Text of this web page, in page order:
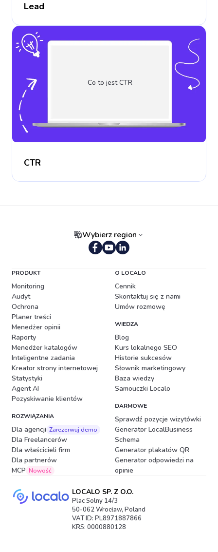
Lead
Co to jest CTR
CTR
Wybierz region
PRODUKT
Monitoring
Audyt
Ochrona
Planer treści
Menedżer opinii
Raporty
Menedżer katalogów
Inteligentne zadania
Kreator strony internetowej
Statystyki
Agent AI
Pozyskiwanie klientów
ROZWIĄZANIA
Dla agencji Zarezerwuj demo
Dla Freelancerów
Dla właścicieli firm
Dla partnerów
MCP Nowość
O LOCALO
Cennik
Skontaktuj się z nami
Umów rozmowę
WIEDZA
Blog
Kurs lokalnego SEO
Historie sukcesów
Słownik marketingowy
Baza wiedzy
Samouczki Localo
DARMOWE
Sprawdź pozycje wizytówki
Generator LocalBusiness
Schema
Generator plakatów QR
Generator odpowiedzi na
opinie
LOCALO SP. Z O.O.
Plac Solny 14/3
50-062 Wrocław, Poland
VAT ID: PL8971887866
KRS: 0000880128